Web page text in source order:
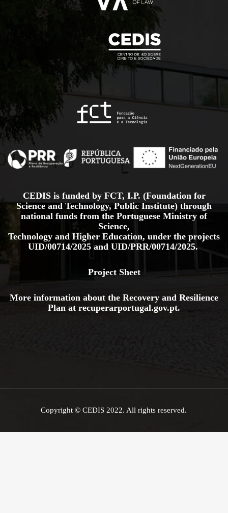
CEDIS is funded by FCT, I.P. (Foundation for
Science and Technology, Public Institute) through
national funds from the Portuguese Ministry of
Science,
Technology and Higher Education, under the projects
UID/00714/2025 and UID/PRR/00714/2025.
Project Sheet
More information about the Recovery and Resilience
Plan at recuperarportugal.gov.pt.
Copyright © CEDIS 2022. All rights reserved.